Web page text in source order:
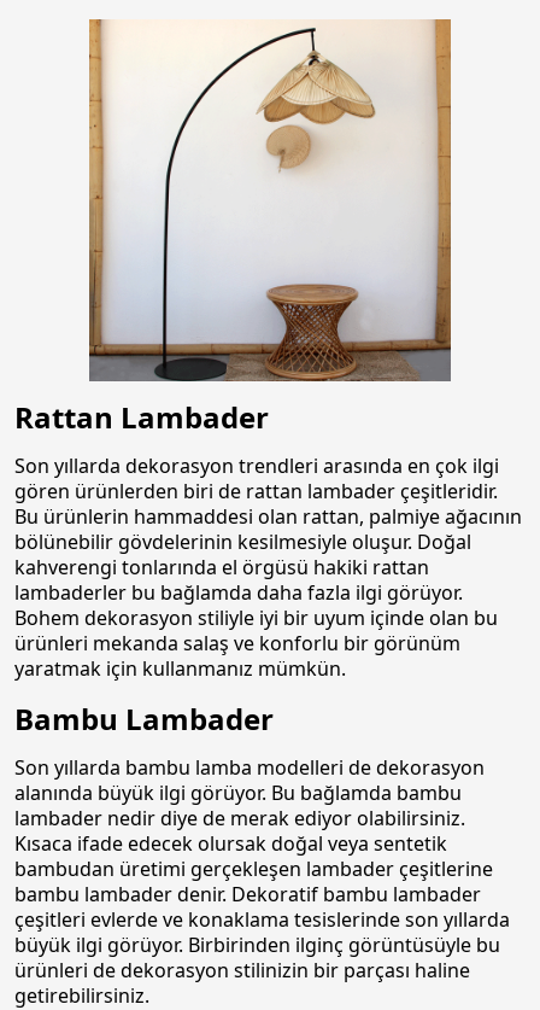
Rattan Lambader
Son yıllarda dekorasyon trendleri arasında en çok ilgi
gören ürünlerden biri de rattan lambader çeşitleridir.
Bu ürünlerin hammaddesi olan rattan, palmiye ağacının
bölünebilir gövdelerinin kesilmesiyle oluşur. Doğal
kahverengi tonlarında el örgüsü hakiki rattan
lambaderler bu bağlamda daha fazla ilgi görüyor.
Bohem dekorasyon stiliyle iyi bir uyum içinde olan bu
ürünleri mekanda salaş ve konforlu bir görünüm
yaratmak için kullanmanız mümkün.
Bambu Lambader
Son yıllarda bambu lamba modelleri de dekorasyon
alanında büyük ilgi görüyor. Bu bağlamda bambu
lambader nedir diye de merak ediyor olabilirsiniz.
Kısaca ifade edecek olursak doğal veya sentetik
bambudan üretimi gerçekleşen lambader çeşitlerine
bambu lambader denir. Dekoratif bambu lambader
çeşitleri evlerde ve konaklama tesislerinde son yıllarda
büyük ilgi görüyor. Birbirinden ilginç görüntüsüyle bu
ürünleri de dekorasyon stilinizin bir parçası haline
getirebilirsiniz.